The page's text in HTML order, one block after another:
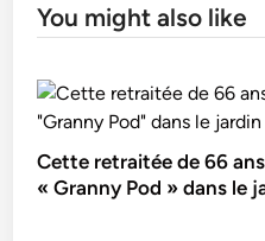
You might also like
Cette retraitée de 66
« Granny Pod » dans le